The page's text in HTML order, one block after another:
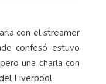
con el streamer
confesó estuvo
una charla con
Liverpool.